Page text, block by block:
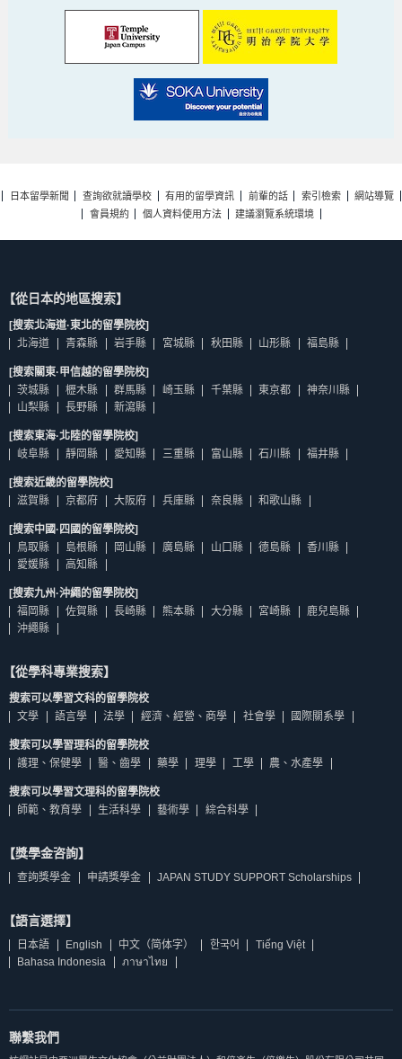
日本留學新聞 查詢欲就讀學校 有用的留學資訊 前輩的話 索引檢索
網站導覽
會員規約
個人資料使用方法 建議瀏覽系統環境
【從日本的地區搜索】
[搜索北海道·東北的留學院校]
北海道
青森縣 岩手縣 宮城縣 秋田縣 山形縣 福島縣
[搜索關東·甲信越的留學院校]
茨城縣
櫪木縣 群馬縣 崎玉縣 千葉縣 東京都
神奈川縣
山梨縣
長野縣 新瀉縣
[搜索東海·北陸的留學院校]
岐阜縣
靜岡縣 愛知縣 三重縣 富山縣 石川縣 福井縣
[搜索近畿的留學院校]
滋賀縣
京都府 大阪府 兵庫縣 奈良縣 和歌山縣
[搜索中國·四國的留學院校]
鳥取縣
島根縣 岡山縣 廣島縣 山口縣 德島縣
香川縣
愛媛縣
高知縣
[搜索九州·沖繩的留學院校]
福岡縣
佐賀縣 長崎縣 熊本縣 大分縣 宮崎縣
鹿兒島縣
沖繩縣
【從學科專業搜索】
搜索可以學習文科的留學院校
文學
語言學 法學 經濟、經營、商學 社會學 國際關系學
搜索可以學習理科的留學院校
護理、保健學
醫、齒學 藥學 理學 工學 農、水產學
搜索可以學習文理科的留學院校
師範、教育學
生活科學 藝術學 綜合科學
【獎學金咨詢】
查詢獎學金 申請獎學金 JAPAN STUDY SUPPORT Scholarships
【語言選擇】
日本語 English 中文（简体字） 한국어
Tiếng Việt
Bahasa Indonesia
ภาษาไทย
聯繫我們